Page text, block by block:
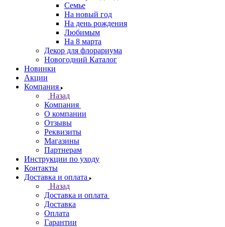
Семье
На новый год
На день рождения
Любимым
На 8 марта
Декор для флорариума
Новогодний Каталог
Новинки
Акции
Компания
Назад
Компания
О компании
Отзывы
Реквизиты
Магазины
Партнерам
Инструкции по уходу
Контакты
Доставка и оплата
Назад
Доставка и оплата
Доставка
Оплата
Гарантии